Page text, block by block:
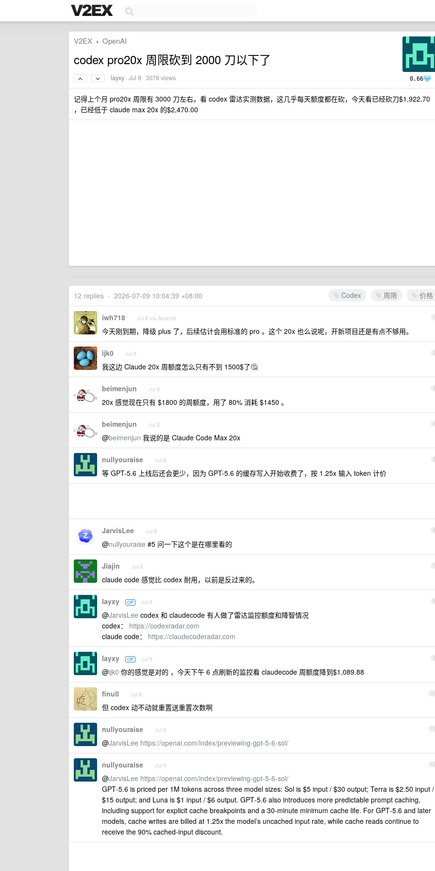
0.66
V2EX › OpenAI
codex pro20x 周限砍到 2000 刀以下了
layxy ·Jul 8 · 3078 views
记得上个月 pro20x 周限有 3000 刀左右，看 codex 雷达实测数据，这几乎每天额度都在砍，今天看已经砍刀$1,922.70
，已经低于 claude max 20x 的$2,470.00
Codex 周限 价格
12 replies • 2026-07-09 10:04:39 +08:00
1
iwh718 Jul 8 via Android
今天刚到期，降级 plus 了，后续估计会用标准的 pro 。这个 20x 也么说呢，开新项目还是有点不够用。
2
ijk0 Jul 8
我这边 Claude 20x 周额度怎么只有不到 1500$了🤔
3
beimenjun Jul 8
20x 感觉现在只有 $1800 的周额度，用了 80% 消耗 $1450 。
4
beimenjun Jul 8
@beimenjun 我说的是 Claude Code Max 20x
5
nullyouraise Jul 8
等 GPT-5.6 上线后还会更少，因为 GPT-5.6 的缓存写入开始收费了，按 1.25x 输入 token 计价
6
JarvisLee Jul 8
@nullyouraise #5 问一下这个是在哪里看的
7
Jiajin Jul 8
claude code 感觉比 codex 耐用，以前是反过来的。
8
layxy OP Jul 8
@JarvisLee codex 和 claudecode 有人做了雷达监控额度和降智情况
codex： https://codexradar.com
claude code： https://claudecoderadar.com
9
layxy OP Jul 8
@ijk0 你的感觉是对的 ，今天下午 6 点刷新的监控看 claudecode 周额度降到$1,089.88
10
finull Jul 9
但 codex 动不动就重置送重置次数啊
11
nullyouraise Jul 9
@JarvisLee https://openai.com/index/previewing-gpt-5-6-sol/
12
nullyouraise Jul 9
@JarvisLee https://openai.com/index/previewing-gpt-5-6-sol/
GPT‑5.6 is priced per 1M tokens across three model sizes: Sol is $5 input / $30 output; Terra is $2.50 input /
$15 output; and Luna is $1 input / $6 output. GPT‑5.6 also introduces more predictable prompt caching,
including support for explicit cache breakpoints and a 30-minute minimum cache life. For GPT‑5.6 and later
models, cache writes are billed at 1.25x the model’s uncached input rate, while cache reads continue to
receive the 90% cached-input discount.